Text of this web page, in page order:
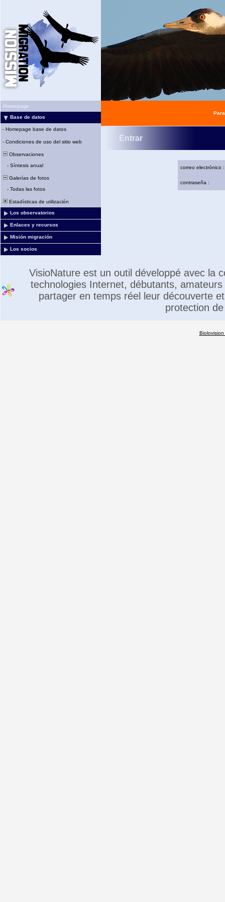
Homepage
Base de datos
- Homepage base de datos
- Condiciones de uso del sitio web
Observaciones
- Síntesis anual
Galerías de fotos
- Todas las fotos
Estadísticas de utilización
Los observatorios
Enlaces y recursos
Misión migración
Los socios
Entrar
correo electrónico :
contraseña :
VisioNature est un outil développé avec la
technologies Internet, débutants,
partager en temps réel leur découverte
protection
Biolovision